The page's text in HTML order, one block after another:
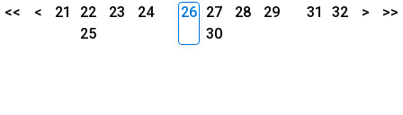
<< < 21 22 23
24
25
26 27 28
29
30
31 32 > >>